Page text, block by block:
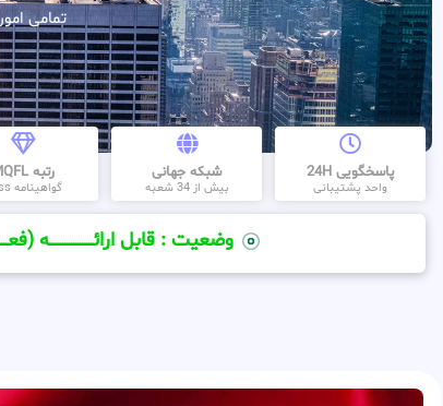
تمامی
پاسخگویی 24H
واحد پشتیبانی
شبکه جهانی
بیش از 34 شعبه
رتبه MQFL
گواهینامه cess
وضعیت : قابل ارائــــــــــــــــــــه